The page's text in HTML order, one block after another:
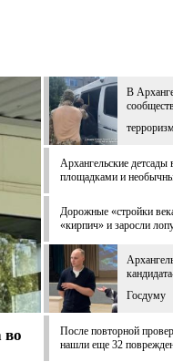
во
В
Архангельские
площадками и
Дорожные «стройки
«кирпич» и заросли
Госдуму
После повторной
нашли еще 32